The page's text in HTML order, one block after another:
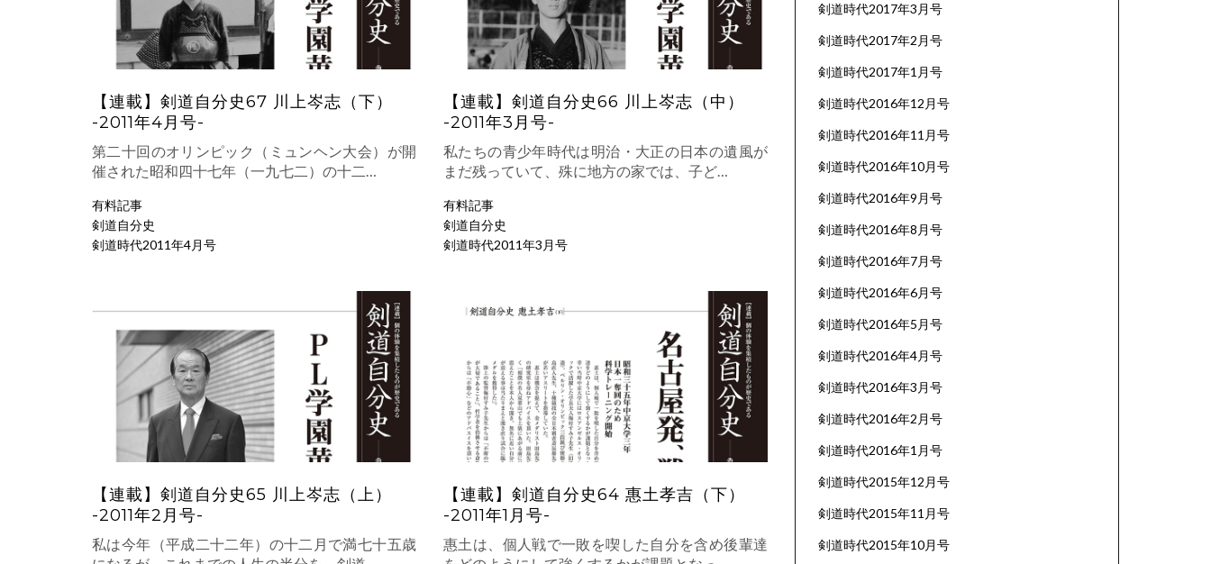
【連載】剣道自分史67 川上岑志（下）
-2011年4月号-
第二十回のオリンピック（ミュンヘン大会）が開
催された昭和四十七年（一九七二）の十二…
有料記事
剣道自分史
剣道時代2011年4月号
【連載】剣道自分史66 川上岑志（中）
-2011年3月号-
私たちの青少年時代は明治・大正の日本の遺風が
まだ残っていて、殊に地方の家では、子ど…
有料記事
剣道自分史
剣道時代2011年3月号
【連載】剣道自分史65 川上岑志（上）
-2011年2月号-
私は今年（平成二十二年）の十二月で満七十五歳
【連載】剣道自分史64 惠土孝吉（下）
-2011年1月号-
惠土は、個人戦で一敗を喫した自分を含め後輩達
剣道時代2017年3月号
剣道時代2017年2月号
剣道時代2017年1月号
剣道時代2016年12月号
剣道時代2016年11月号
剣道時代2016年10月号
剣道時代2016年9月号
剣道時代2016年8月号
剣道時代2016年7月号
剣道時代2016年6月号
剣道時代2016年5月号
剣道時代2016年4月号
剣道時代2016年3月号
剣道時代2016年2月号
剣道時代2016年1月号
剣道時代2015年12月号
剣道時代2015年11月号
剣道時代2015年10月号